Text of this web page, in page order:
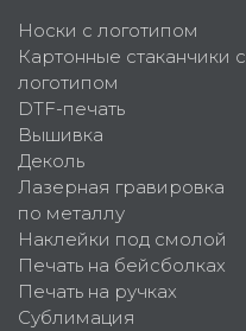
Носки с логотипом
Картонные стаканчики с
логотипом
DTF-печать
Вышивка
Деколь
Лазерная гравировка
по металлу
Наклейки под смолой
Печать на бейсболках
Печать на ручках
Сублимация